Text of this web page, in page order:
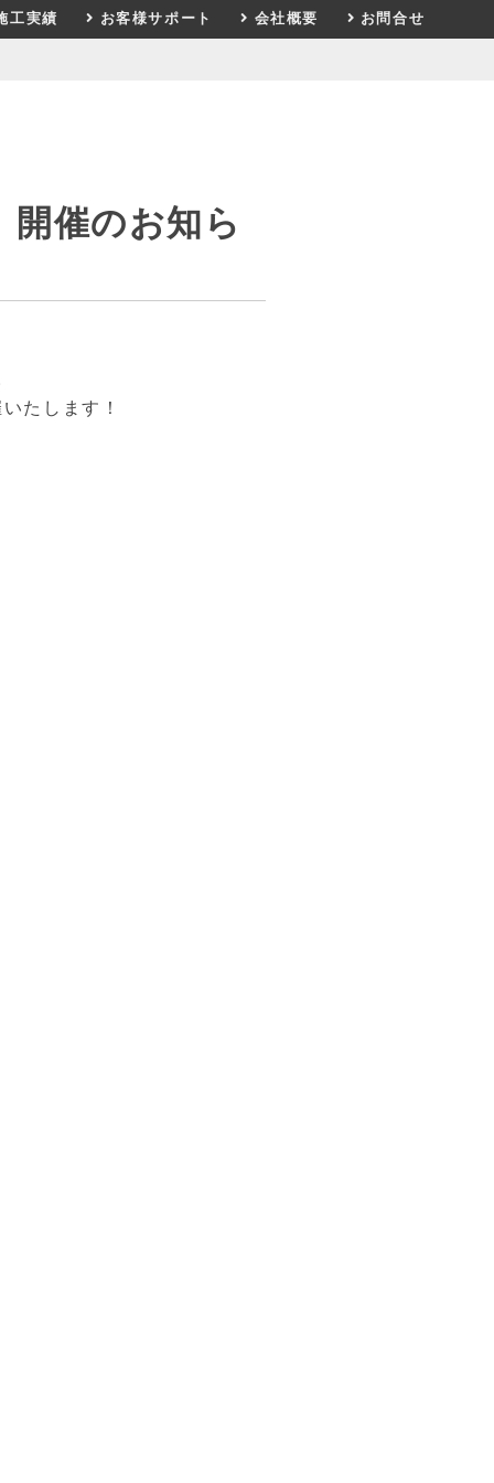
工実績 お客様サポート 会社概要 お問合せ
開催のお知ら
たします！